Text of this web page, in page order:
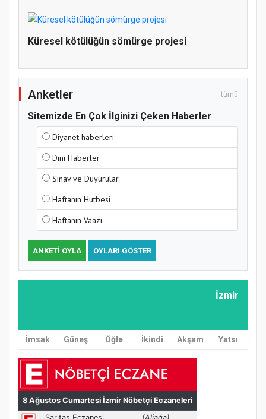
Küresel kötülüğün sömürge projesi
Anketler tümü
Sitemizde En Çok İlginizi Çeken Haberler
Diyanet haberleri
Dini Haberler
Sınav ve Duyurular
Haftanın Hutbesi
Haftanın Vaazı
ANKETI OYLA OYLARI GÖSTER
İzmir
İmsak Güneş Öğle İkindi Akşam Yatsı